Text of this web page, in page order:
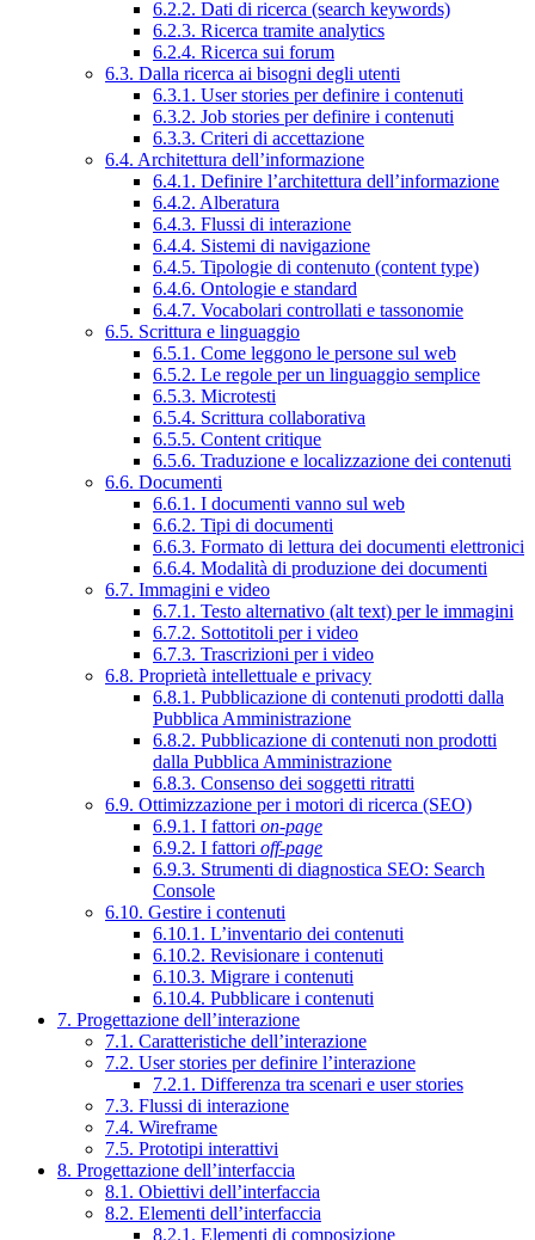
6.2.2. Dati di ricerca (search keywords)
6.2.3. Ricerca tramite analytics
6.2.4. Ricerca sui forum
6.3. Dalla ricerca ai bisogni degli utenti
6.3.1. User stories per definire i contenuti
6.3.2. Job stories per definire i contenuti
6.3.3. Criteri di accettazione
6.4. Architettura dell’informazione
6.4.1. Definire l’architettura dell’informazione
6.4.2. Alberatura
6.4.3. Flussi di interazione
6.4.4. Sistemi di navigazione
6.4.5. Tipologie di contenuto (content type)
6.4.6. Ontologie e standard
6.4.7. Vocabolari controllati e tassonomie
6.5. Scrittura e linguaggio
6.5.1. Come leggono le persone sul web
6.5.2. Le regole per un linguaggio semplice
6.5.3. Microtesti
6.5.4. Scrittura collaborativa
6.5.5. Content critique
6.5.6. Traduzione e localizzazione dei contenuti
6.6. Documenti
6.6.1. I documenti vanno sul web
6.6.2. Tipi di documenti
6.6.3. Formato di lettura dei documenti elettronici
6.6.4. Modalità di produzione dei documenti
6.7. Immagini e video
6.7.1. Testo alternativo (alt text) per le immagini
6.7.2. Sottotitoli per i video
6.7.3. Trascrizioni per i video
6.8. Proprietà intellettuale e privacy
6.8.1. Pubblicazione di contenuti prodotti dalla
Pubblica Amministrazione
6.8.2. Pubblicazione di contenuti non prodotti
dalla Pubblica Amministrazione
6.8.3. Consenso dei soggetti ritratti
6.9. Ottimizzazione per i motori di ricerca (SEO)
6.9.1. I fattori on-page
6.9.2. I fattori off-page
6.9.3. Strumenti di diagnostica SEO: Search
Console
6.10. Gestire i contenuti
6.10.1. L’inventario dei contenuti
6.10.2. Revisionare i contenuti
6.10.3. Migrare i contenuti
6.10.4. Pubblicare i contenuti
7. Progettazione dell’interazione
7.1. Caratteristiche dell’interazione
7.2. User stories per definire l’interazione
7.2.1. Differenza tra scenari e user stories
7.3. Flussi di interazione
7.4. Wireframe
7.5. Prototipi interattivi
8. Progettazione dell’interfaccia
8.1. Obiettivi dell’interfaccia
8.2. Elementi dell’interfaccia
8.2.1. Elementi di composizione